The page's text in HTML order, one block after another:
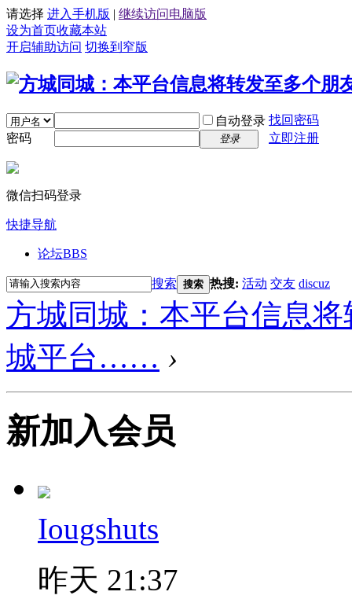
请选择 进入手机版 | 继续访问电脑版
设为首页收藏本站
开启辅助访问 切换到窄版
自动登录 找回密码
密码
登录 立即注册
微信扫码登录
快捷导航
论坛BBS
搜索 搜索 热搜: 活动 交友 discuz
方城同城：本平台信息
城平台…… ›
新加入会员
Iougshuts
昨天 21:37